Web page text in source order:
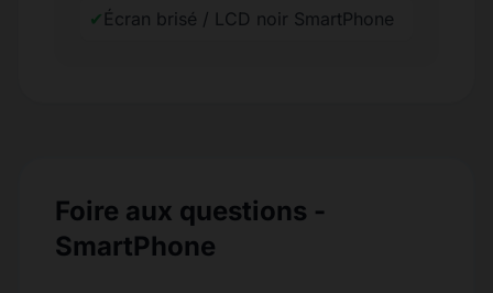
✔ Écran brisé / LCD noir SmartPhone
Foire aux questions -
SmartPhone